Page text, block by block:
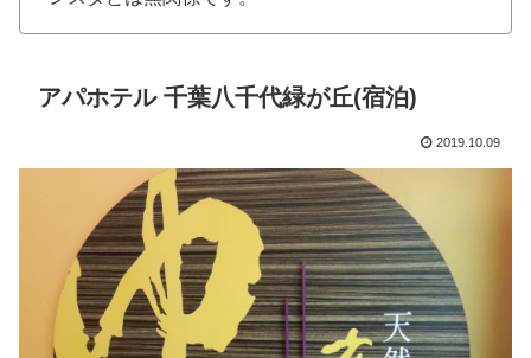
アパホテル 千葉八千代緑が丘(宿泊)
2019.10.09